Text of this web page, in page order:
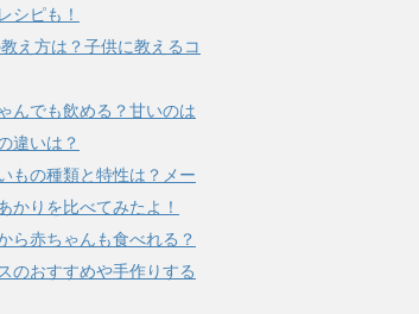
シピも！
え方は？子供に教えるコ
んでも飲める？甘いのは
違いは？
もの種類と特性は？メー
かりを比べてみたよ！
ら赤ちゃんも食べれる？
のおすすめや手作りする